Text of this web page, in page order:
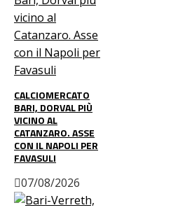
CALCIOMERCATO
BARI, DORVAL PIÙ
VICINO AL
CATANZARO. ASSE
CON IL NAPOLI PER
FAVASULI
07/08/2026